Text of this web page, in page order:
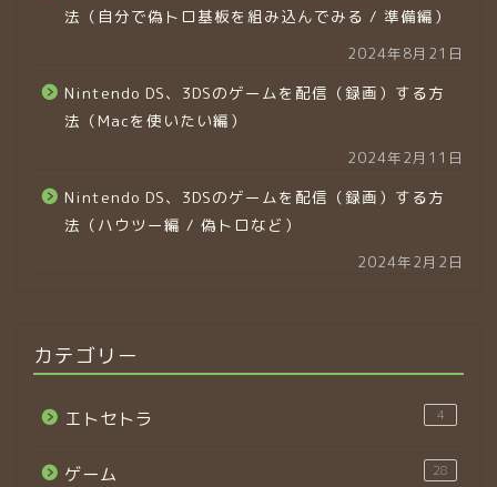
法（自分で偽トロ基板を組み込んでみる / 準備編）
2024年8月21日
Nintendo DS、3DSのゲームを配信（録画）する方
法（Macを使いたい編）
2024年2月11日
Nintendo DS、3DSのゲームを配信（録画）する方
法（ハウツー編 / 偽トロなど）
2024年2月2日
カテゴリー
エトセトラ 4
ゲーム 28